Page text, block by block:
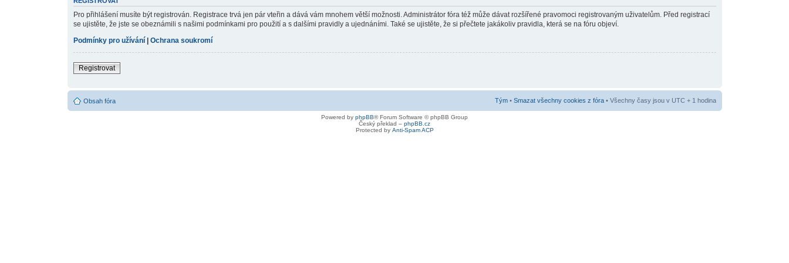
Pro přihlášení musíte být registrován. Registrace trvá jen pár vteřin a dává vám mnohem větší možnosti. Administrátor fóra též může dávat rozšířené pravomoci registrovaným uživatelům. Před registrací
se ujistěte, že jste se obeznámili s našimi podmínkami pro použití a s dalšími pravidly a ujednáními. Také se ujistěte, že si přečtete jakákoliv pravidla, která se na fóru objeví.
Podmínky pro užívání| Ochrana soukromí
Registrovat
Obsah fóra Tým• Smazat všechny cookies z fóra• Všechny časy jsou v UTC + 1 hodina
Powered by phpBB® Forum Software © phpBB Group
Český překlad – phpBB.cz
Protected by Anti-Spam ACP